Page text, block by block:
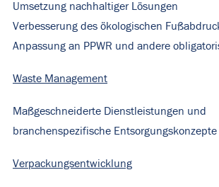
Umsetzung nachhaltiger Lösungen
Verbesserung des ökologischen
Anpassung an PPWR und andere
Waste Management
Maßgeschneiderte Dienstleistungen und
branchenspezifische Entsorgungskonzepte
Verpackungsentwicklung